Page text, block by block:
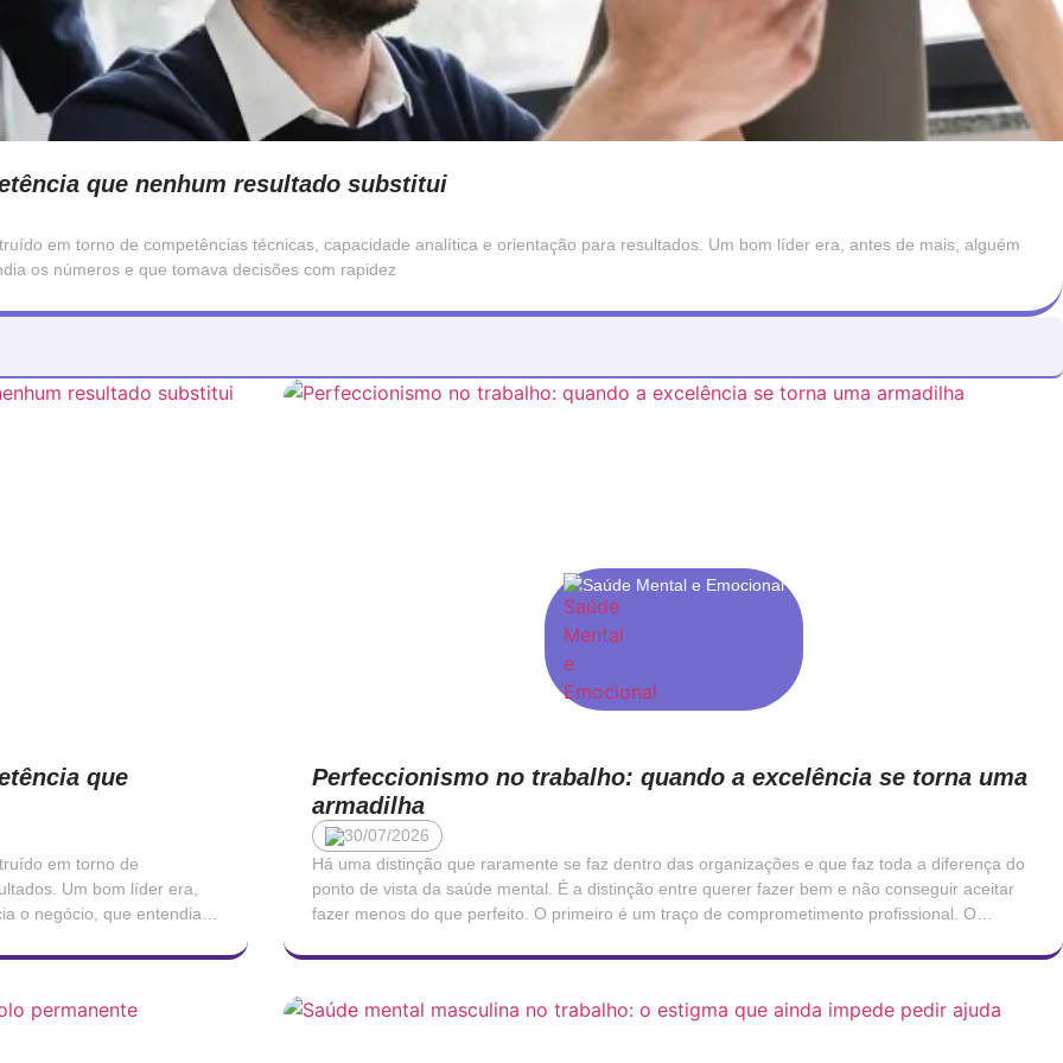
que nenhum resultado substitui
em torno de competências técnicas, capacidade analítica e orientação para resultados. Um bom líder era, antes de mais, alguém
os números e que tomava decisões com rapidez
que
em torno de
Um bom líder era,
o negócio, que entendia
Saúde Mental e Emocional
Perfeccionismo no trabalho: quando a excelência se torna uma
armadilha
30/07/2026
Há uma distinção que raramente se faz dentro das organizações e que faz toda a diferença do
ponto de vista da saúde mental. É a distinção entre querer fazer bem e não conseguir aceitar
fazer menos do que perfeito. O primeiro é um traço de comprometimento profissional. O